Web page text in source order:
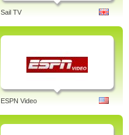
Sail TV
ESPN Video